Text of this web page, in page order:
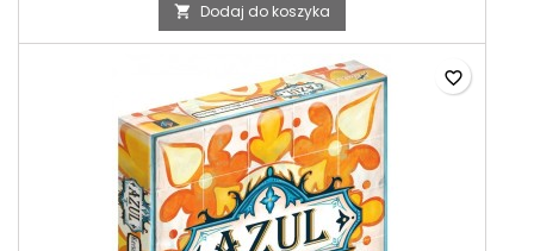
 Dodaj do koszyka
favorite_border